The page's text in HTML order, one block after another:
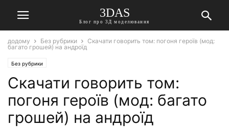
3DAS
Блог про 3Д моделювання
додому Без рубрики
Скачати говорить том: погоня героїв (мод:
багато грошей) на андроїд
Без рубрики
Скачати говорить том:
погоня героїв (мод: багато
грошей) на андроїд